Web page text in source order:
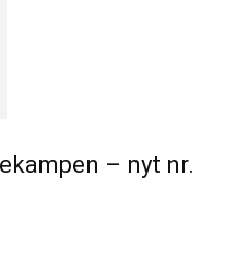
– nyt nr.